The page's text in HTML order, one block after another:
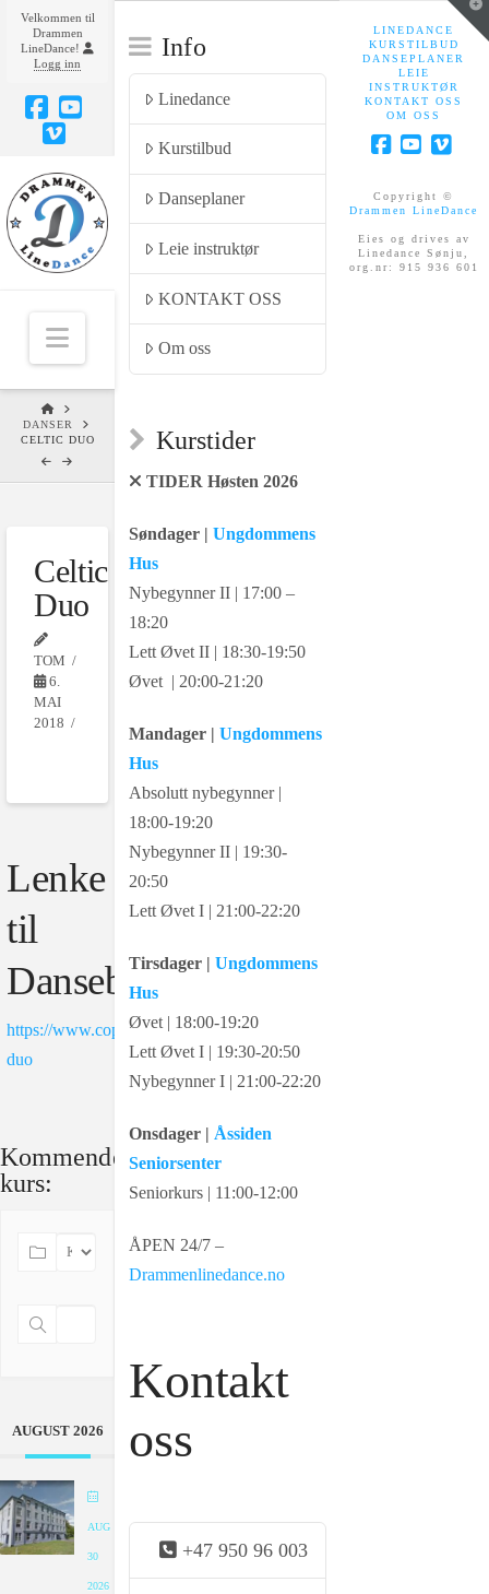
Velkommen til
Drammen
LineDance!
Logg inn
Facebook
YouTube
Navigation
HOME
DANSER
CELTIC DUO
Celtic
Duo
TOM
6.
MAI
2018
Lenke
til
Dansebeskrivelsen:
https://www.copperknob.co.uk/stepsheets/123969/celtic-
duo
Kommende
kurs:
AUGUST 2026
AUG
30
2026
Info
Linedance
Kurstilbud
Danseplaner
Leie instruktør
KONTAKT OSS
Om oss
Kurstider
TIDER Høsten 2026
Søndager | Ungdommens
Hus
Nybegynner II | 17:00 –
18:20
Lett Øvet II | 18:30-19:50
Øvet | 20:00-21:20
Mandager | Ungdommens
Hus
Absolutt nybegynner |
18:00-19:20
Nybegynner II | 19:30-
20:50
Lett Øvet I | 21:00-22:20
Tirsdager | Ungdommens
Hus
Øvet | 18:00-19:20
Lett Øvet I | 19:30-20:50
Nybegynner I | 21:00-22:20
Onsdager | Åssiden
Seniorsenter
Seniorkurs | 11:00-12:00
ÅPEN 24/7 –
Drammenlinedance.no
Kontakt
oss
+47 950 96 003
LINEDANCE
KURSTILBUD
DANSEPLANER
LEIE
INSTRUKTØR
KONTAKT OSS
OM OSS
Copyright ©
Drammen LineDance
Eies og drives av
Linedance Sønju,
org.nr: 915 936 601